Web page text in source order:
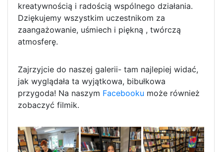
kreatywnością i radością wspólnego działania.
Dziękujemy wszystkim uczestnikom za
zaangażowanie, uśmiech i piękną , twórczą
atmosferę.
Zajrzyjcie do naszej galerii- tam najlepiej widać,
jak wyglądała ta wyjątkowa, bibułkowa
przygoda! Na naszym Facebooku może również
zobaczyć filmik.